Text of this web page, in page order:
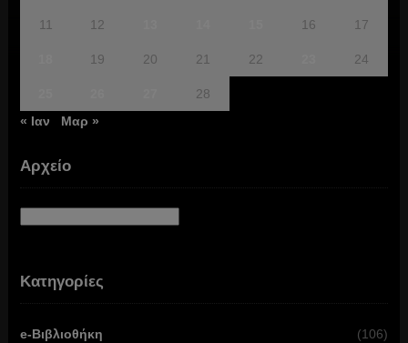
11 12 16 17
19 20 21 22 24
28
« Ιαν
Μαρ »
Αρχείο
Κατηγορίες
e-Βιβλιοθήκη
(106)